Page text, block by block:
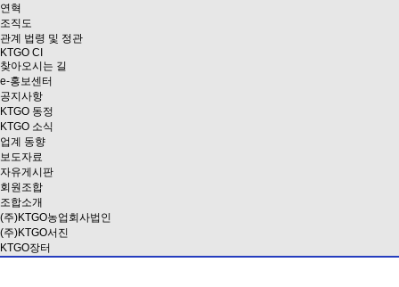
연혁
조직도
관계 법령 및 정관
KTGO CI
찾아오시는 길
e-홍보센터
공지사항
KTGO 동정
KTGO 소식
업계 동향
보도자료
자유게시판
회원조합
조합소개
(주)KTGO농업회사법인
(주)KTGO서진
KTGO장터